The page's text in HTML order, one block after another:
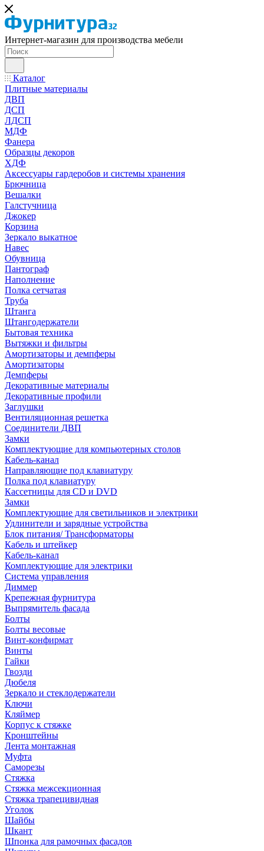
Интернет-магазин для производства мебели
Каталог
Плитные материалы
ДВП
ДСП
ЛДСП
МДФ
Фанера
Образцы декоров
ХДФ
Аксессуары гардеробов и системы хранения
Брючница
Вешалки
Галстучница
Джокер
Корзина
Зеркало выкатное
Навес
Обувница
Пантограф
Наполнение
Полка сетчатая
Труба
Штанга
Штангодержатели
Бытовая техника
Вытяжки и фильтры
Амортизаторы и демпферы
Амортизаторы
Демпферы
Декоративные материалы
Декоративные профили
Заглушки
Вентиляционная решетка
Соединители ДВП
Замки
Комплектующие для компьютерных столов
Кабель-канал
Направляющие под клавиатуру
Полка под клавиатуру
Кассетницы для CD и DVD
Замки
Комплектующие для светильников и электрики
Удлинители и зарядные устройства
Блок питания/ Трансформаторы
Кабель и штейкер
Кабель-канал
Комплектующие для электрики
Система управления
Диммер
Крепежная фурнитура
Выпрямитель фасада
Болты
Болты весовые
Винт-конфирмат
Винты
Гайки
Гвозди
Дюбеля
Зеркало и стеклодержатели
Ключи
Кляймер
Корпус к стяжке
Кронштейны
Лента монтажная
Муфта
Саморезы
Стяжка
Стяжка межсекционная
Стяжка трапецивидная
Уголок
Шайбы
Шкант
Шпонка для рамочных фасадов